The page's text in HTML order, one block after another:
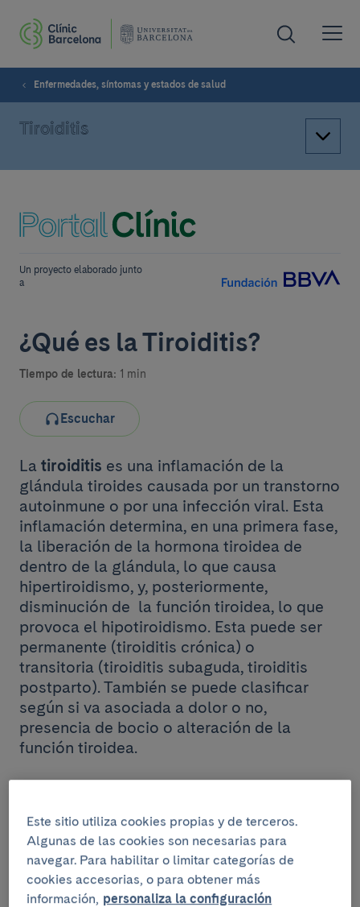
Enfermedades, síntomas y estados de salud
Tiroiditis
Un proyecto elaborado junto
a
¿Qué es la Tiroiditis?
Tiempo de lectura: 1 min
Escuchar
La tiroiditis es una inflamación de la
glándula tiroides causada por un transtorno
autoinmune o por una infección viral. Esta
inflamación determina, en una primera fase,
la liberación de la hormona tiroidea de
dentro de la glándula, lo que causa
hipertiroidismo, y, posteriormente,
disminución de la función tiroidea, lo que
provoca el hipotiroidismo. Esta puede ser
permanente (tiroiditis crónica) o
transitoria (tiroiditis subaguda, tiroiditis
postparto). También se puede clasificar
según si va asociada a dolor o no,
presencia de bocio o alteración de la
función tiroidea.
La tiroiditis subaguda potsviral es la causa
seguida de la tiroiditis subaguda posparto.
La tiroiditis de Hashimoto es crónica y es la
causa más frecuente de hipotiroidismo en
nuestro entorno.
Este sitio utiliza cookies propias y de terceros.
Algunas de las cookies son necesarias para
navegar. Para habilitar o limitar categorías de
cookies accesorias, o para obtener más
información, personaliza la configuración